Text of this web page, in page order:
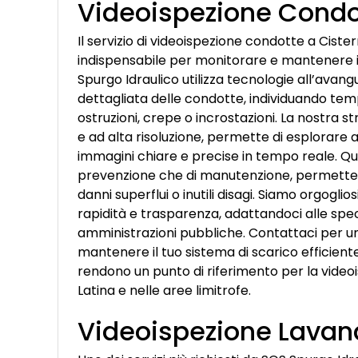
Videoispezione
Il servizio di videoispezione condotte a
indispensabile per monitorare e mantenere
Spurgo Idraulico utilizza tecnologie
dettagliata delle condotte, individuando
ostruzioni, crepe o incrostazioni. La nostra
e ad alta risoluzione, permette di esplorare
immagini chiare e precise in tempo reale.
prevenzione che di manutenzione,
danni superflui o inutili disagi. Siamo
rapidità e trasparenza, adattandoci alle
amministrazioni pubbliche. Contattaci per
mantenere il tuo sistema di scarico
rendono un punto di riferimento per la
Latina e nelle aree limitrofe.
Videoispezione